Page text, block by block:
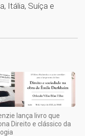
Itália, Suíça e
lança livro que
Direito e clássico da